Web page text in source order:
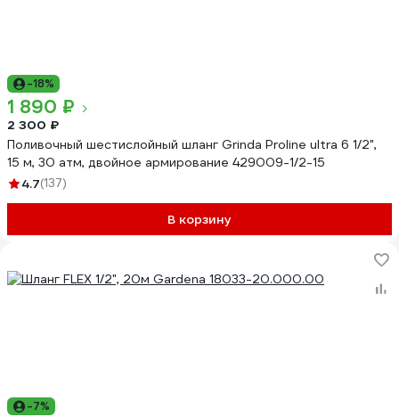
-18%
1 890 ₽
2 300 ₽
Поливочный шестислойный шланг Grinda Proline ultra 6 1/2",
15 м, 30 атм, двойное армирование 429009-1/2-15
4.7(137)
В корзину
-7%